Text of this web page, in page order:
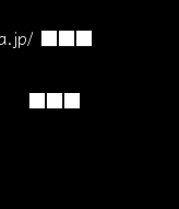
■■■
） ■■■